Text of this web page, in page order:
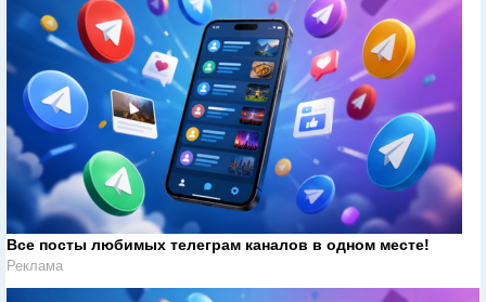
Все посты любимых телеграм каналов в одном месте!
Реклама